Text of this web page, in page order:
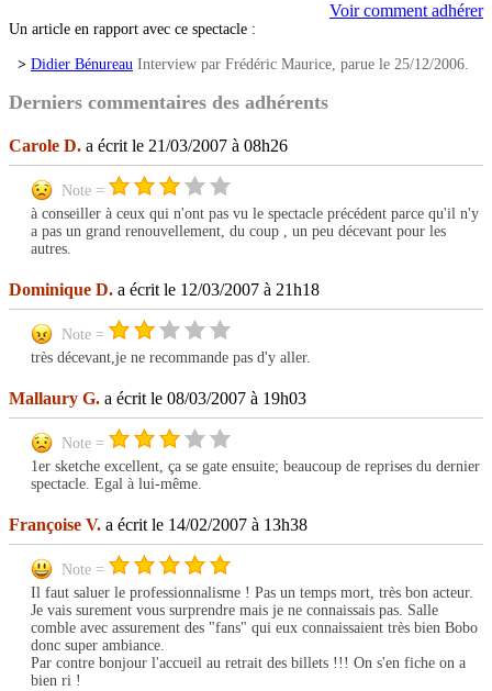
Voir comment adhérer
Un article en rapport avec ce spectacle :
> Didier Bénureau Interview par Frédéric Maurice, parue le 25/12/2006.
Derniers commentaires des adhérents
Carole D. a écrit le 21/03/2007 à 08h26
Note =
à conseiller à ceux qui n'ont pas vu le spectacle précédent parce qu'il n'y
a pas un grand renouvellement, du coup , un peu décevant pour les
autres.
Dominique D. a écrit le 12/03/2007 à 21h18
Note =
très décevant,je ne recommande pas d'y aller.
Mallaury G. a écrit le 08/03/2007 à 19h03
Note =
1er sketche excellent, ça se gate ensuite; beaucoup de reprises du dernier
spectacle. Egal à lui-même.
Françoise V. a écrit le 14/02/2007 à 13h38
Note =
Il faut saluer le professionnalisme ! Pas un temps mort, très bon acteur.
Je vais surement vous surprendre mais je ne connaissais pas. Salle
comble avec assurement des "fans" qui eux connaissaient très bien Bobo
donc super ambiance.
Par contre bonjour l'accueil au retrait des billets !!! On s'en fiche on a
bien ri !